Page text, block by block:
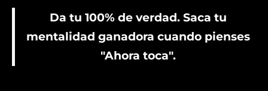
Da tu 100% de verdad. Saca tu
mentalidad ganadora cuando pienses
"Ahora toca".